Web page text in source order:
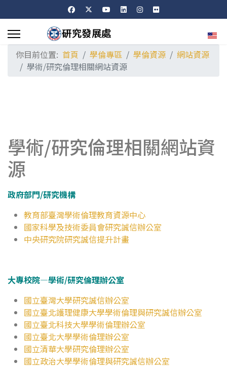
選擇
你目前位置: 首頁 學倫專區 學倫資源
網站資源
學術/研究倫理相關網站資源
學術/研究倫理相關網站資
源
政府部門/研究機構
教育部臺灣學術倫理教育資源中心
國家科學及技術委員會研究誠信辦公室
中央研究院研究誠信提升計畫
大專校院—學術/研究倫理辦公室
國立臺灣大學研究誠信辦公室
國立臺北護理健康大學學術倫理與研究誠信辦公室
國立臺北科技大學學術倫理辦公室
國立臺北大學學術倫理辦公室
國立清華大學研究倫理辦公室
國立政治大學學術倫理與研究誠信辦公室